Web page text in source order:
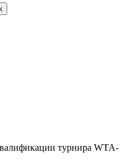
турнира WTA-